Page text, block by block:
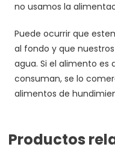
no usamos la
Puede ocurrir que
al fondo y que
agua. Si el alimento
consuman, se lo
alimentos de
Productos